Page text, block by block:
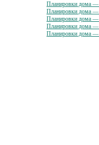
Планировки дома —
Планировки дома —
Планировки дома —
Планировки дома —
Планировки дома —